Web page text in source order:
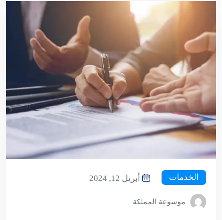
الخدمات أبريل 12, 2024
موسوعة المملكة